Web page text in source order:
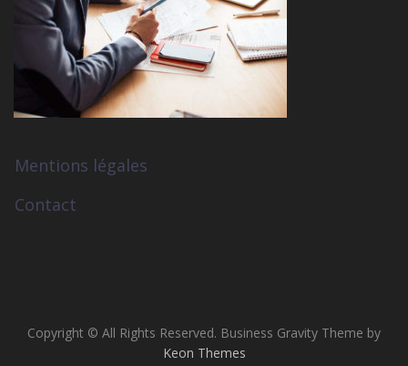
Mentions légales
Contact
Copyright © All Rights Reserved. Business Gravity Theme by
Keon Themes